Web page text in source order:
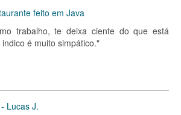
feito em Java
trabalho, te deixa ciente do que está
é muito simpático."
Lucas J.